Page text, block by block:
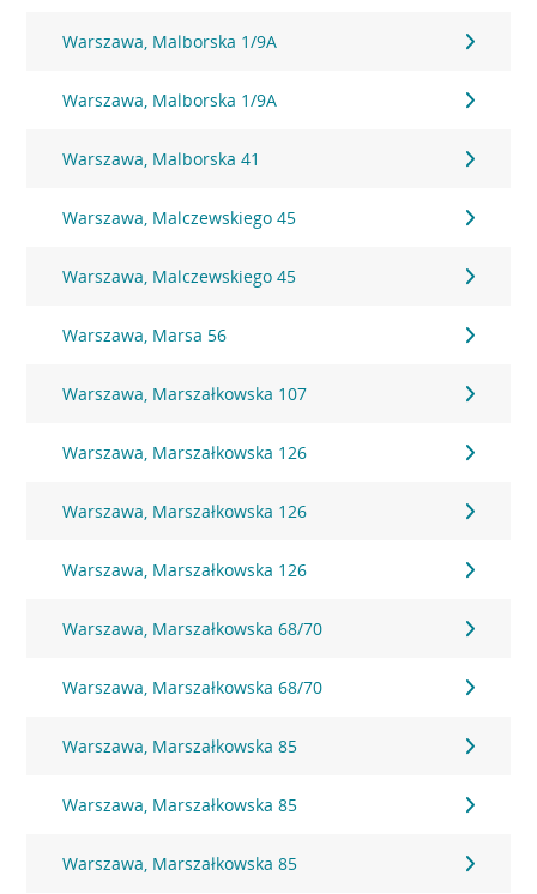
Warszawa, Malborska 1/9A
Warszawa, Malborska 1/9A
Warszawa, Malborska 41
Warszawa, Malczewskiego 45
Warszawa, Malczewskiego 45
Warszawa, Marsa 56
Warszawa, Marszałkowska 107
Warszawa, Marszałkowska 126
Warszawa, Marszałkowska 126
Warszawa, Marszałkowska 126
Warszawa, Marszałkowska 68/70
Warszawa, Marszałkowska 68/70
Warszawa, Marszałkowska 85
Warszawa, Marszałkowska 85
Warszawa, Marszałkowska 85